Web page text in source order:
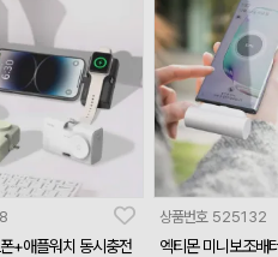
+애플워치 동시충전
상품번호 525132
엑티몬 미니보조배